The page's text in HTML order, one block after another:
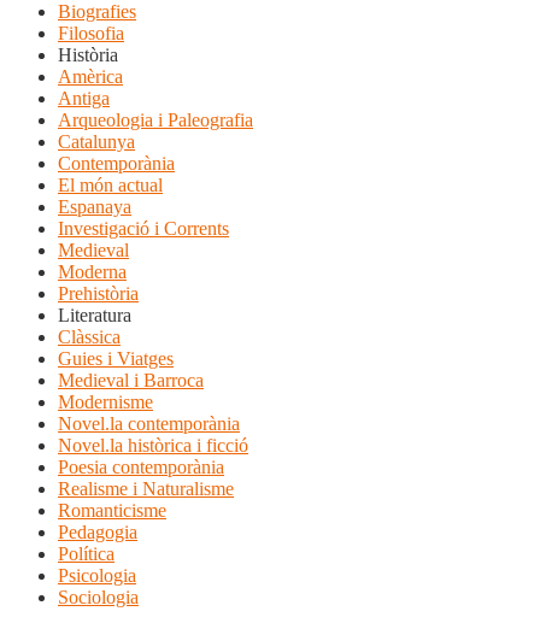
Biografies
Filosofia
Història
Amèrica
Antiga
Arqueologia i Paleografia
Catalunya
Contemporània
El món actual
Espanaya
Investigació i Corrents
Medieval
Moderna
Prehistòria
Literatura
Clàssica
Guies i Viatges
Medieval i Barroca
Modernisme
Novel.la contemporània
Novel.la històrica i ficció
Poesia contemporània
Realisme i Naturalisme
Romanticisme
Pedagogia
Política
Psicologia
Sociologia